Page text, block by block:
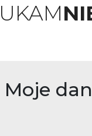
Moje